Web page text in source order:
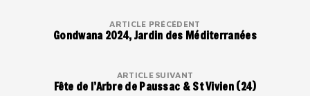
ARTICLE PRÉCÉDENT
Gondwana 2024, Jardin des Méditerranées
ARTICLE SUIVANT
Fête de l’Arbre de Paussac & St Vivien (24)